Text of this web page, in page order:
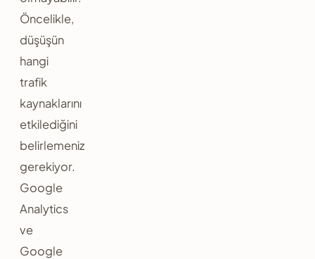
Öncelikle,
düşüşün
hangi
trafik
kaynaklarını
etkilediğini
belirlemeniz
gerekiyor.
Google
Analytics
ve
Google